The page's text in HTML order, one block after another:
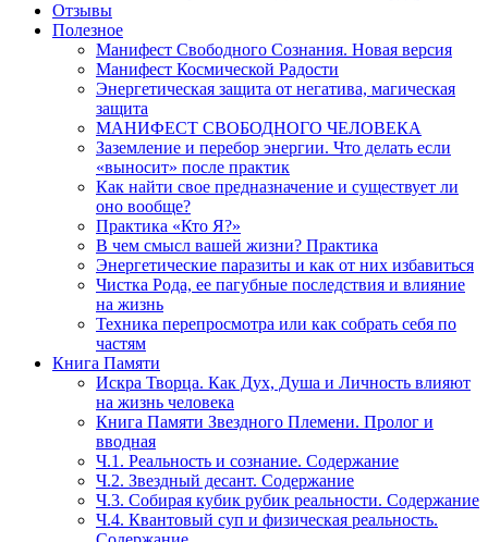
Отзывы
Полезное
Манифест Свободного Сознания. Новая версия
Манифест Космической Радости
Энергетическая защита от негатива, магическая
защита
МАНИФЕСТ СВОБОДНОГО ЧЕЛОВЕКА
Заземление и перебор энергии. Что делать если
«выносит» после практик
Как найти свое предназначение и существует ли
оно вообще?
Практика «Кто Я?»
В чем смысл вашей жизни? Практика
Энергетические паразиты и как от них избавиться
Чистка Рода, ее пагубные последствия и влияние
на жизнь
Техника перепросмотра или как собрать себя по
частям
Книга Памяти
Искра Творца. Как Дух, Душа и Личность влияют
на жизнь человека
Книга Памяти Звездного Племени. Пролог и
вводная
Ч.1. Реальность и сознание. Содержание
Ч.2. Звездный десант. Содержание
Ч.3. Собирая кубик рубик реальности. Содержание
Ч.4. Квантовый суп и физическая реальность.